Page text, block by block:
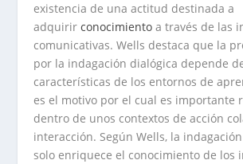
existencia de una actitud destinada a
adquirirconocimiento a través de las
comunicativas. Wells destaca que la
por la indagación dialógica depende
características de los entornos de
es el motivo por el cual es importante
dentro de unos contextos de acción
interacción. Según Wells, la
solo enriquece el conocimiento de los